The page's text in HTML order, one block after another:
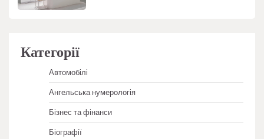
Категорії
Автомобілі
Ангельська нумерологія
Бізнес та фінанси
Біографії